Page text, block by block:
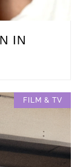
IN
FILM & TV